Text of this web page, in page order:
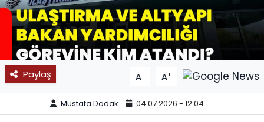
Paylaş A- A+
Mustafa Dadak 04.07.2026 - 12:04